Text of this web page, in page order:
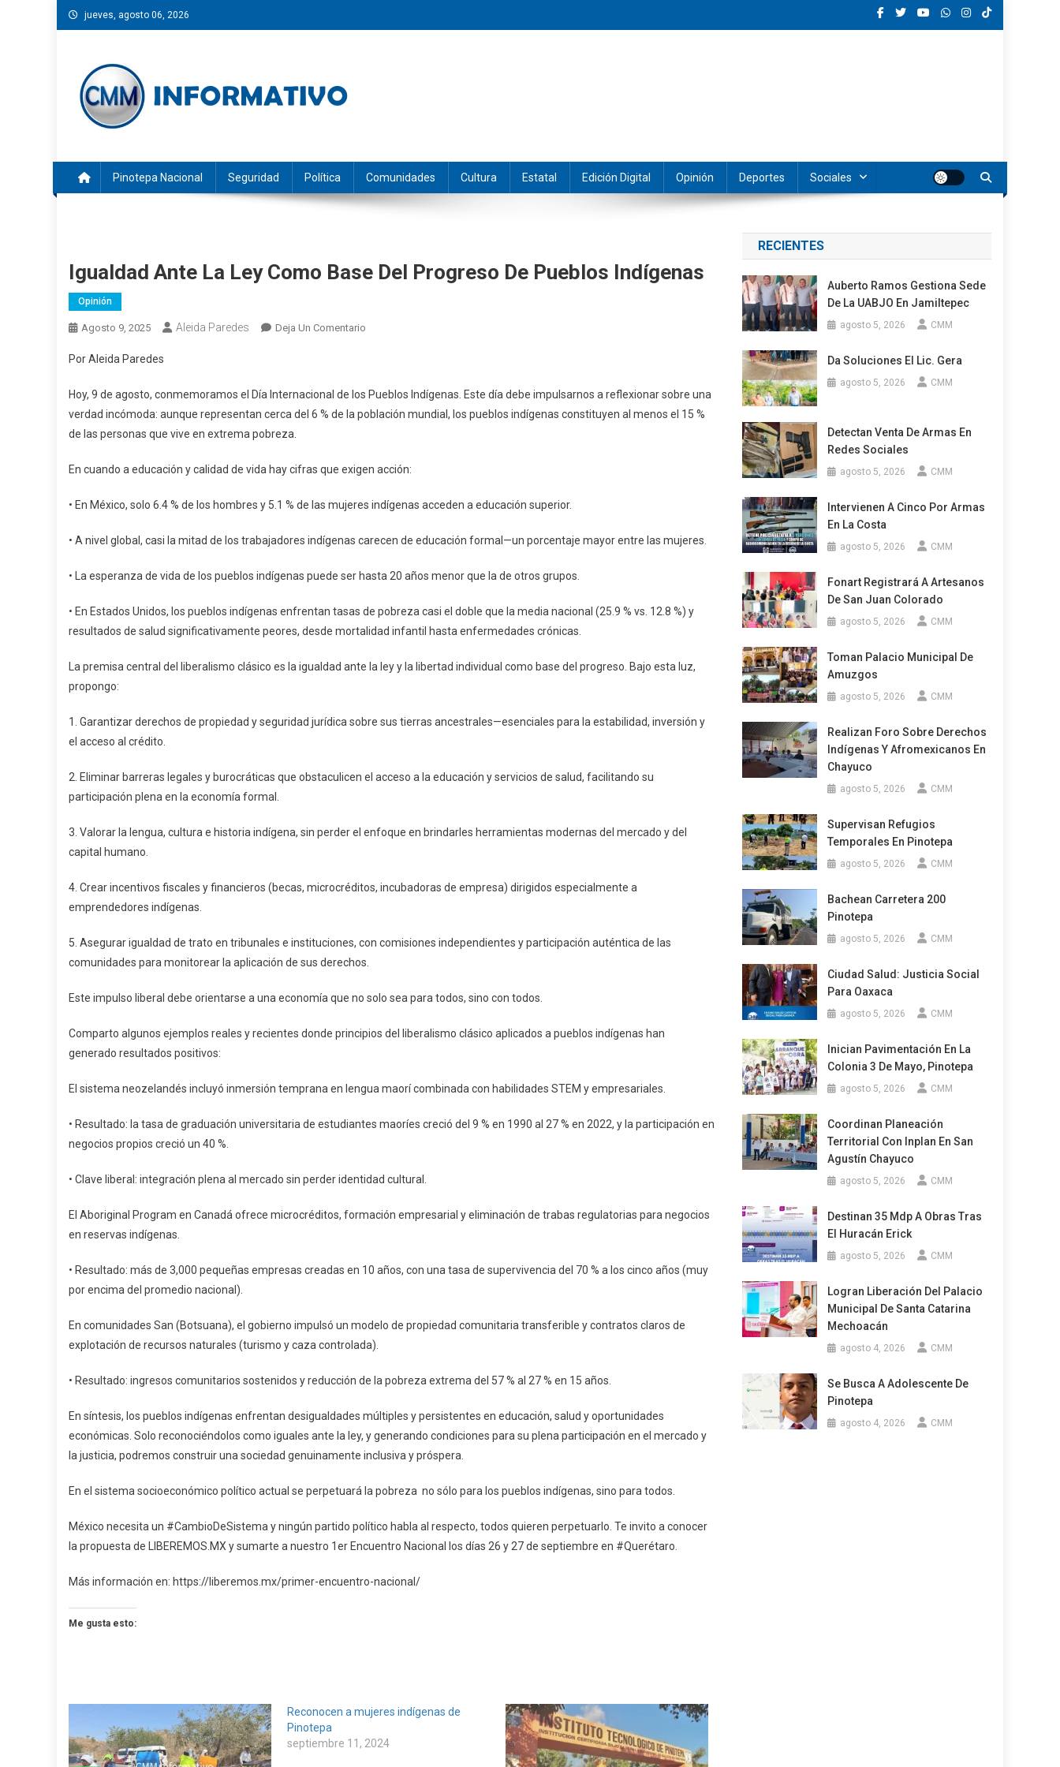
Saltar
al
jueves, agosto 06, 2026
Pinotepa Nacional Seguridad Política Comunidades Cultura Estatal Edición Digital Opinión Deportes Sociales
Igualdad Ante La Ley Como Base Del Progreso De Pueblos Indígenas
Opinión
Agosto 9, 2025 Aleida Paredes Deja Un Comentario
Ley
Como
Progreso
Pueblos
Por Aleida Paredes
Hoy, 9 de agosto, conmemoramos el Día Internacional de los Pueblos Indígenas. Este día debe impulsarnos a reflexionar sobre una
verdad incómoda: aunque representan cerca del 6 % de la población mundial, los pueblos indígenas constituyen al menos el 15 %
de las personas que vive en extrema pobreza.
En cuando a educación y calidad de vida hay cifras que exigen acción:
• En México, solo 6.4 % de los hombres y 5.1 % de las mujeres indígenas acceden a educación superior.
• A nivel global, casi la mitad de los trabajadores indígenas carecen de educación formal—un porcentaje mayor entre las mujeres.
• La esperanza de vida de los pueblos indígenas puede ser hasta 20 años menor que la de otros grupos.
• En Estados Unidos, los pueblos indígenas enfrentan tasas de pobreza casi el doble que la media nacional (25.9 % vs. 12.8 %) y
resultados de salud significativamente peores, desde mortalidad infantil hasta enfermedades crónicas.
La premisa central del liberalismo clásico es la igualdad ante la ley y la libertad individual como base del progreso. Bajo esta luz,
propongo:
1. Garantizar derechos de propiedad y seguridad jurídica sobre sus tierras ancestrales—esenciales para la estabilidad, inversión y
el acceso al crédito.
2. Eliminar barreras legales y burocráticas que obstaculicen el acceso a la educación y servicios de salud, facilitando su
participación plena en la economía formal.
3. Valorar la lengua, cultura e historia indígena, sin perder el enfoque en brindarles herramientas modernas del mercado y del
capital humano.
4. Crear incentivos fiscales y financieros (becas, microcréditos, incubadoras de empresa) dirigidos especialmente a
emprendedores indígenas.
5. Asegurar igualdad de trato en tribunales e instituciones, con comisiones independientes y participación auténtica de las
comunidades para monitorear la aplicación de sus derechos.
Este impulso liberal debe orientarse a una economía que no solo sea para todos, sino con todos.
Comparto algunos ejemplos reales y recientes donde principios del liberalismo clásico aplicados a pueblos indígenas han
generado resultados positivos:
El sistema neozelandés incluyó inmersión temprana en lengua maorí combinada con habilidades STEM y empresariales.
• Resultado: la tasa de graduación universitaria de estudiantes maoríes creció del 9 % en 1990 al 27 % en 2022, y la participación en
negocios propios creció un 40 %.
• Clave liberal: integración plena al mercado sin perder identidad cultural.
El Aboriginal Program en Canadá ofrece microcréditos, formación empresarial y eliminación de trabas regulatorias para negocios
en reservas indígenas.
• Resultado: más de 3,000 pequeñas empresas creadas en 10 años, con una tasa de supervivencia del 70 % a los cinco años (muy
por encima del promedio nacional).
En comunidades San (Botsuana), el gobierno impulsó un modelo de propiedad comunitaria transferible y contratos claros de
explotación de recursos naturales (turismo y caza controlada).
• Resultado: ingresos comunitarios sostenidos y reducción de la pobreza extrema del 57 % al 27 % en 15 años.
En síntesis, los pueblos indígenas enfrentan desigualdades múltiples y persistentes en educación, salud y oportunidades
económicas. Solo reconociéndolos como iguales ante la ley, y generando condiciones para su plena participación en el mercado y
la justicia, podremos construir una sociedad genuinamente inclusiva y próspera.
En el sistema socioeconómico político actual se perpetuará la pobreza no sólo para los pueblos indígenas, sino para todos.
México necesita un #CambioDeSistema y ningún partido político habla al respecto, todos quieren perpetuarlo. Te invito a conocer
la propuesta de LIBEREMOS.MX y sumarte a nuestro 1er Encuentro Nacional los días 26 y 27 de septiembre en #Querétaro.
Más información en: https://liberemos.mx/primer-encuentro-nacional/
Me gusta esto:
Reconocen a mujeres indígenas de
Pinotepa
septiembre 11, 2024
RECIENTES
Auberto Ramos Gestiona Sede
De La UABJO En Jamiltepec
agosto 5, 2026 CMM
Da Soluciones El Lic. Gera
agosto 5, 2026 CMM
Detectan Venta De Armas En
Redes Sociales
agosto 5, 2026 CMM
Intervienen A Cinco Por Armas
En La Costa
agosto 5, 2026 CMM
Fonart Registrará A Artesanos
De San Juan Colorado
agosto 5, 2026 CMM
Toman Palacio Municipal De
Amuzgos
agosto 5, 2026 CMM
Realizan Foro Sobre Derechos
Indígenas Y Afromexicanos En
Chayuco
agosto 5, 2026 CMM
Supervisan Refugios
Temporales En Pinotepa
agosto 5, 2026 CMM
Bachean Carretera 200
Pinotepa
agosto 5, 2026 CMM
Ciudad Salud: Justicia Social
Para Oaxaca
agosto 5, 2026 CMM
Inician Pavimentación En La
Colonia 3 De Mayo, Pinotepa
agosto 5, 2026 CMM
Coordinan Planeación
Territorial Con Inplan En San
Agustín Chayuco
agosto 5, 2026 CMM
Destinan 35 Mdp A Obras Tras
El Huracán Erick
agosto 5, 2026 CMM
Logran Liberación Del Palacio
Municipal De Santa Catarina
Mechoacán
agosto 4, 2026 CMM
Se Busca A Adolescente De
Pinotepa
agosto 4, 2026 CMM